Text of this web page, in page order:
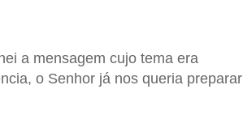
a mensagem cujo tema era
o Senhor já nos queria preparar